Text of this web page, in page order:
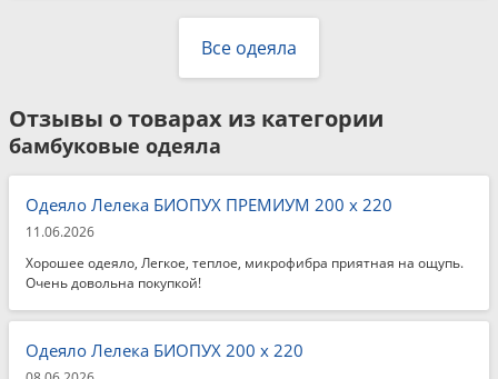
Все одеяла
Отзывы о товарах из категории
бамбуковые одеяла
Одеяло Лелека БИОПУХ ПРЕМИУМ 200 x 220
11.06.2026
Хорошее одеяло, Легкое, теплое, микрофибра приятная на ощупь.
Очень довольна покупкой!
Одеяло Лелека БИОПУХ 200 x 220